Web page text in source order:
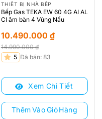
THIẾT BỊ NHÀ BẾP
Bếp Gas TEKA EW 60 4G AI AL
CI âm bàn 4 Vùng Nấu
14.990.000₫
Giá
là:
14.990.000 ₫.
10.490.000 ₫
Giá
tại
10.490.000 ₫.
5 Đã bán: 83
Xem Chi Tiết
Thêm Vào Giỏ Hàng